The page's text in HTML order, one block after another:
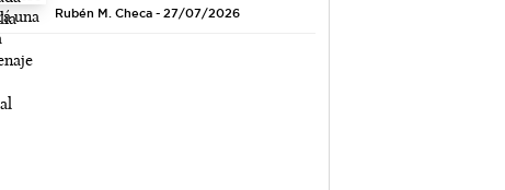
Rubén M. Checa - 27/07/2026